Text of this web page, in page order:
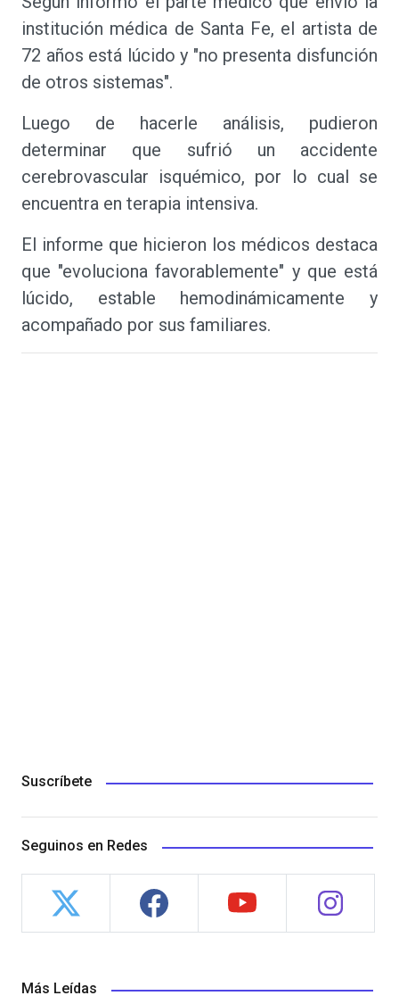
institución médica de Santa Fe, el artista de
72 años está lúcido y "no presenta disfunción
de otros sistemas".
Luego de hacerle análisis, pudieron
determinar que sufrió un accidente
cerebrovascular isquémico, por lo cual se
encuentra en terapia intensiva.
El informe que hicieron los médicos destaca
que "evoluciona favorablemente" y que está
lúcido, estable hemodinámicamente y
acompañado por sus familiares.
Suscríbete
Seguinos en Redes
Más Leídas